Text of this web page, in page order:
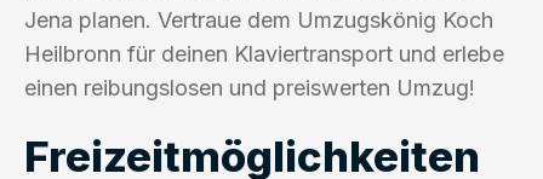
Jena planen. Vertraue dem Umzugskönig Koch
Heilbronn für deinen Klaviertransport und erlebe
einen reibungslosen und preiswerten Umzug!
Freizeitmöglichkeiten